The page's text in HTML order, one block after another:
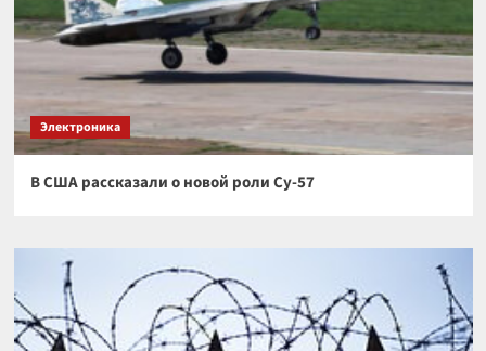
Электроника
В США рассказали о новой роли Су-57